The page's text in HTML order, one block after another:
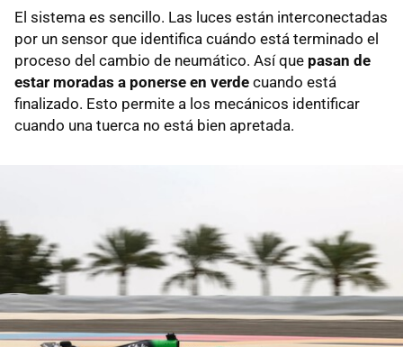
El sistema es sencillo. Las luces están interconectadas
por un sensor que identifica cuándo está terminado el
proceso del cambio de neumático. Así que pasan de
estar moradas a ponerse en verde cuando está
finalizado. Esto permite a los mecánicos identificar
cuando una tuerca no está bien apretada.